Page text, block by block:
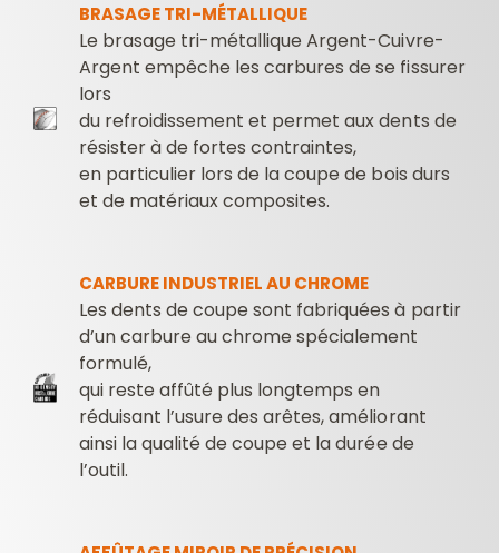
BRASAGE TRI-MÉTALLIQUE
Le brasage tri-métallique Argent-Cuivre-
Argent empêche les carbures de se fissurer
lors
du refroidissement et permet aux dents de
résister à de fortes contraintes,
en particulier lors de la coupe de bois durs
et de matériaux composites.
CARBURE INDUSTRIEL AU CHROME
Les dents de coupe sont fabriquées à partir
d’un carbure au chrome spécialement
formulé,
qui reste affûté plus longtemps en
réduisant l’usure des arêtes, améliorant
ainsi la qualité de coupe et la durée de
l’outil.